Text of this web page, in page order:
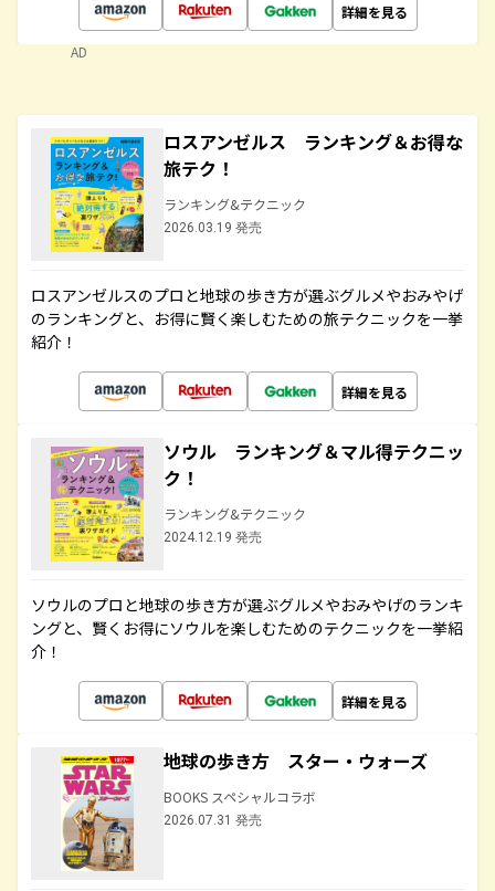
詳細を見る
AD
ロスアンゼルス ランキング＆お得な
旅テク！
ランキング&テクニック
2026.03.19 発売
ロスアンゼルスのプロと地球の歩き方が選ぶグルメやおみやげ
のランキングと、お得に賢く楽しむための旅テクニックを一挙
紹介！
詳細を見る
ソウル ランキング＆マル得テクニッ
ク！
ランキング&テクニック
2024.12.19 発売
ソウルのプロと地球の歩き方が選ぶグルメやおみやげのランキ
ングと、賢くお得にソウルを楽しむためのテクニックを一挙紹
介！
詳細を見る
地球の歩き方 スター・ウォーズ
BOOKS スペシャルコラボ
2026.07.31 発売